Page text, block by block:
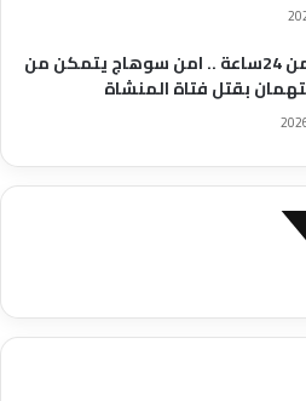
في اقل من 24ساعة .. امن سوهاج يتمكن من
بقتل فتاة المنشاة